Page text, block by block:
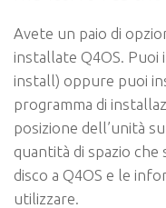
Avete un paio di
installate Q4OS. Puoi
install) oppure puoi
programma di
posizione dell’unità
quantità di spazio che
disco a Q4OS e le
utilizzare.